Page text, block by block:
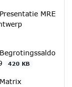
MRE
420 KB